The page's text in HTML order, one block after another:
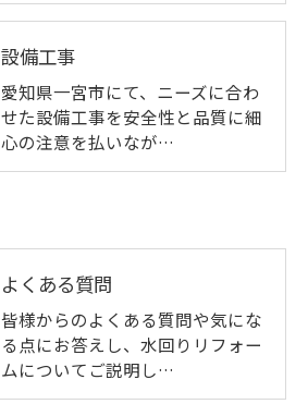
設備工事
愛知県一宮市にて、ニーズに合わ
せた設備工事を安全性と品質に細
心の注意を払いなが…
よくある質問
皆様からのよくある質問や気にな
る点にお答えし、水回りリフォー
ムについてご説明し…